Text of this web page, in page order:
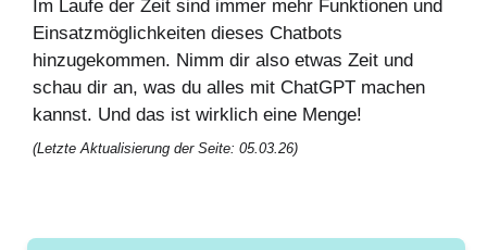
Im Laufe der Zeit sind immer mehr Funktionen und
Einsatzmöglichkeiten dieses Chatbots
hinzugekommen. Nimm dir also etwas Zeit und
schau dir an, was du alles mit ChatGPT machen
kannst. Und das ist wirklich eine Menge!
(Letzte Aktualisierung der Seite: 05.03.26)